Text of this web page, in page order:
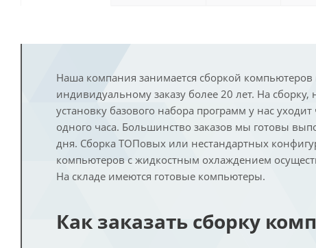
Наша компания занимается сборкой компьютеров
индивидуальному заказу более 20 лет. На сборку,
установку базового набора программ у нас
одного часа. Большинство заказов мы готовы
дня. Сборка ТОПовых или нестандартных
компьютеров с жидкостным охлаждением
На складе имеются готовые компьютеры.
Как заказать сборку